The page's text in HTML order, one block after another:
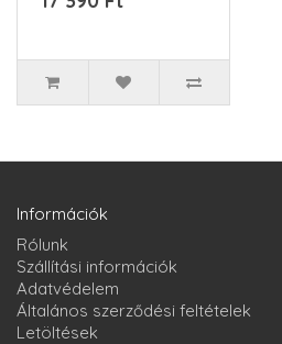
KEELOQ ugrókód434
Információk
Rólunk
Szállítási információk
Adatvédelem
Általános szerződési feltételek
Letöltések